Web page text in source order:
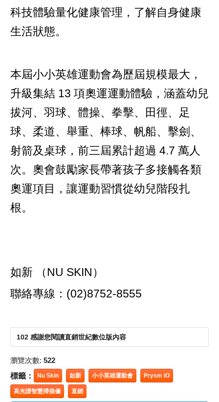
科技體驗量化健康管理，了解自身健康
生活狀態。
本屆小小英雄運動會為歷屆規模最大，
升級集結 13 項奧運運動體驗，涵蓋幼兒
拔河、羽球、體操、拳擊、田徑、足
球、柔道、舉重、棒球、帆船、擊劍、
射箭及桌球，前三屆累計超過 4.7 萬人
次。奧會鼓勵家長帶著孩子多接觸各類
奧運項目，讓運動習慣從幼兒階段扎
根。
如新 （NU SKIN）
聯絡專線：(02)8752-8555
102 感謝您閱讀直銷世紀數位版內容
瀏覽次數: 522
標籤： Nu Skin 如新 小小英雄運動會 Prysm iO
高光譜智慧掃描儀 直銷